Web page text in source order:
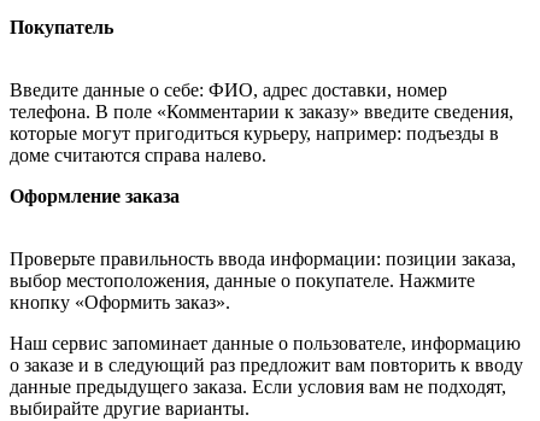
Покупатель
Введите данные о себе: ФИО, адрес доставки, номер
телефона. В поле «Комментарии к заказу» введите сведения,
которые могут пригодиться курьеру, например: подъезды в
доме считаются справа налево.
Оформление заказа
Проверьте правильность ввода информации: позиции заказа,
выбор местоположения, данные о покупателе. Нажмите
кнопку «Оформить заказ».
Наш сервис запоминает данные о пользователе, информацию
о заказе и в следующий раз предложит вам повторить к вводу
данные предыдущего заказа. Если условия вам не подходят,
выбирайте другие варианты.